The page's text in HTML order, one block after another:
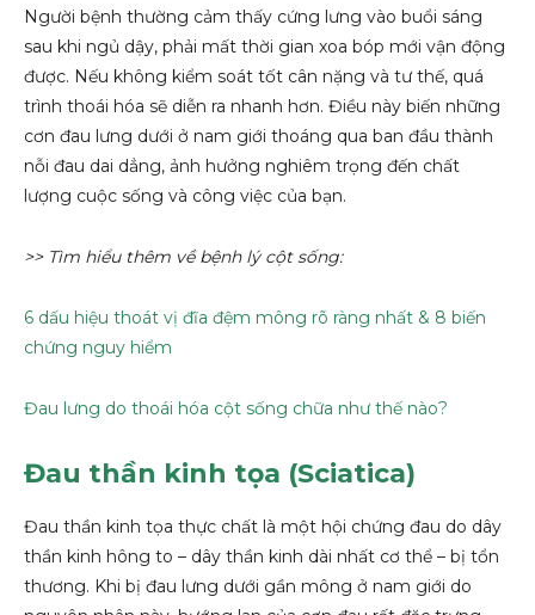
Người bệnh thường cảm thấy cứng lưng vào buổi sáng
sau khi ngủ dậy, phải mất thời gian xoa bóp mới vận động
được. Nếu không kiểm soát tốt cân nặng và tư thế, quá
trình thoái hóa sẽ diễn ra nhanh hơn. Điều này biến những
cơn đau lưng dưới ở nam giới thoáng qua ban đầu thành
nỗi đau dai dẳng, ảnh hưởng nghiêm trọng đến chất
lượng cuộc sống và công việc của bạn.
>> Tìm hiểu thêm về bệnh lý cột sống:
6 dấu hiệu thoát vị đĩa đệm mông rõ ràng nhất & 8 biến
chứng nguy hiểm
Đau lưng do thoái hóa cột sống chữa như thế nào?
Đau thần kinh tọa (Sciatica)
Đau thần kinh tọa thực chất là một hội chứng đau do dây
thần kinh hông to – dây thần kinh dài nhất cơ thể – bị tổn
thương. Khi bị đau lưng dưới gần mông ở nam giới do